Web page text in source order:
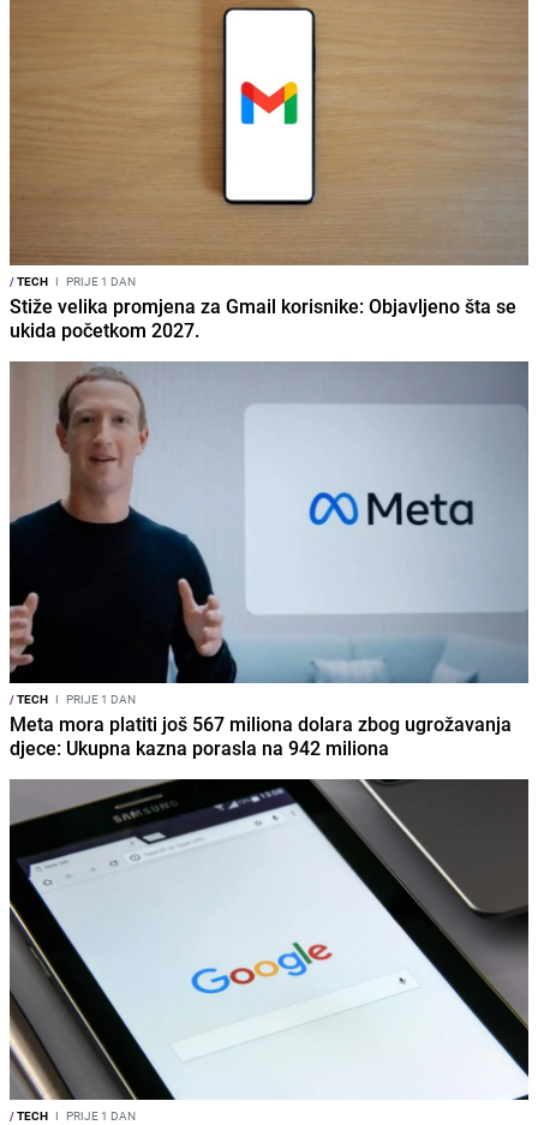
/TECH I PRIJE 1 DAN
Stiže velika promjena za Gmail korisnike: Objavljeno šta se
ukida početkom 2027.
/TECH I PRIJE 1 DAN
Meta mora platiti još 567 miliona dolara zbog ugrožavanja
djece: Ukupna kazna porasla na 942 miliona
/TECH I PRIJE 1 DAN